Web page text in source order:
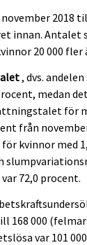
2018
innan. Antalet
20 000 fler
, dvs.
medan
för
från
kvinnor med
72,0 procent.
168 000
var 101